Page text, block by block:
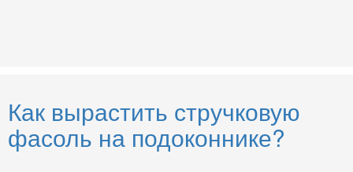
Как вырастить стручковую
фасоль на подоконнике?